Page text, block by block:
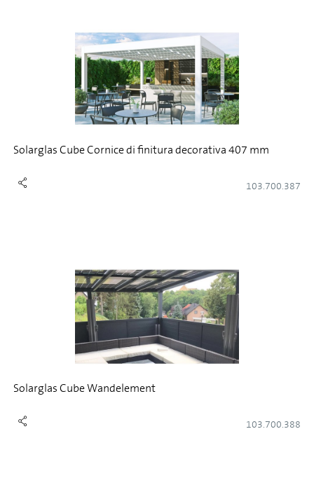
Solarglas Cube Cornice di finitura decorativa 407 mm
103.700.387
Solarglas Cube Wandelement
103.700.388